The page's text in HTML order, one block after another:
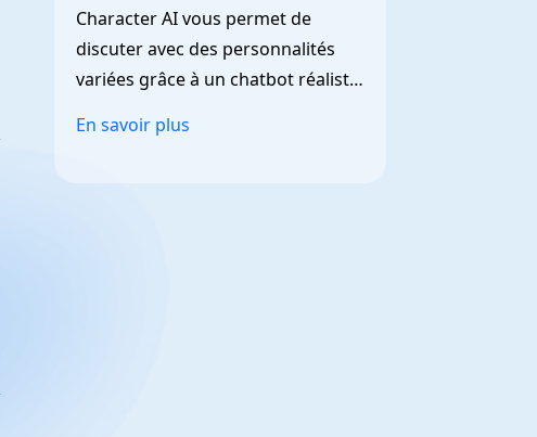
Character AI vous permet de
discuter avec des personnalités
variées grâce à un chatbot réaliste
En savoir plus